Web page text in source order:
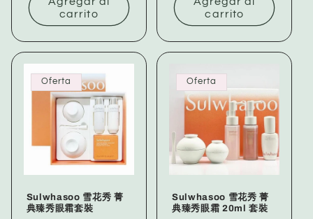
carrito
carrito
Oferta
Sulwhasoo 雪花秀 菁
典臻秀眼霜套裝
Oferta
Sulwhasoo 雪花秀 菁
典臻秀眼霜 20ml 套裝